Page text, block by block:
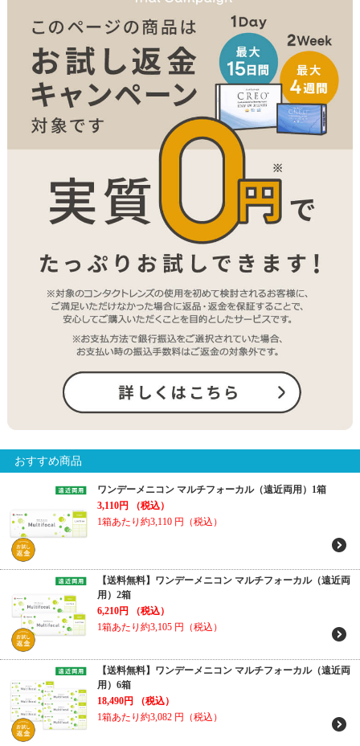
おすすめ商品
ワンデーメニコン マルチフォーカル（遠近両用）1箱
3,110円
（税込）
1箱あたり約3,110 円（税込）
【送料無料】ワンデーメニコン マルチフォーカル（遠近両
用）2箱
6,210円
（税込）
1箱あたり約3,105 円（税込）
【送料無料】ワンデーメニコン マルチフォーカル（遠近両
用）6箱
18,490円
（税込）
1箱あたり約3,082 円（税込）